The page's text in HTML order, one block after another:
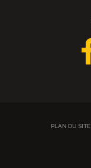
PLAN DU SITE